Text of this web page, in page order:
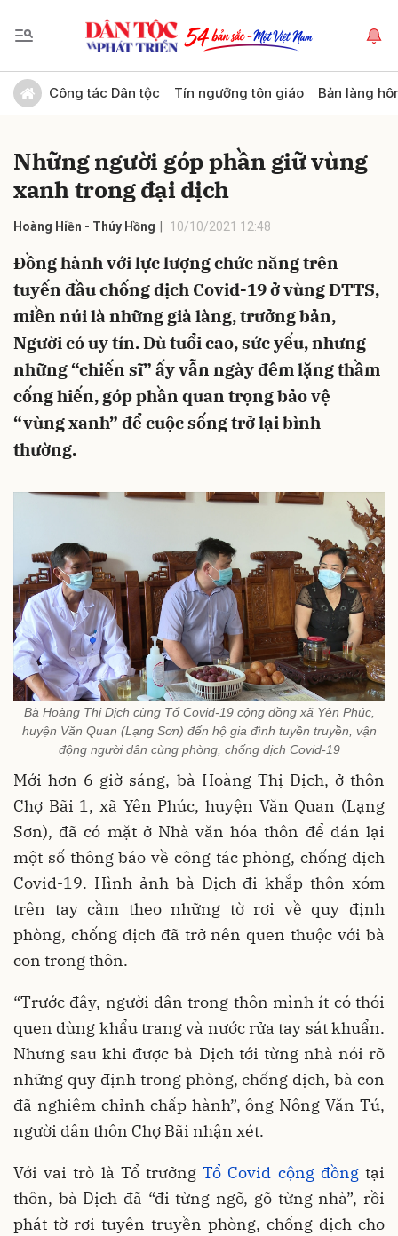
Công tác Dân tộc Tín ngưỡng tôn giáo Bản làng
Những người góp phần giữ vùng
xanh trong đại dịch
Hoàng Hiền - Thúy Hồng 10/10/2021 12:48
Đồng hành với lực lượng chức năng trên
tuyến đầu chống dịch Covid-19 ở vùng DTTS,
miền núi là những già làng, trưởng bản,
Người có uy tín. Dù tuổi cao, sức yếu, nhưng
những “chiến sĩ” ấy vẫn ngày đêm lặng thầm
cống hiến, góp phần quan trọng bảo vệ
“vùng xanh” để cuộc sống trở lại bình
thường.
Bà Hoàng Thị Dịch cùng Tổ Covid-19 cộng đồng xã Yên Phúc,
huyện Văn Quan (Lạng Sơn) đến hộ gia đình tuyền truyền, vận
động người dân cùng phòng, chống dịch Covid-19
Mới hơn 6 giờ sáng, bà Hoàng Thị Dịch, ở thôn
Chợ Bãi 1, xã Yên Phúc, huyện Văn Quan (Lạng
Sơn), đã có mặt ở Nhà văn hóa thôn để dán lại
một số thông báo về công tác phòng, chống dịch
Covid-19. Hình ảnh bà Dịch đi khắp thôn xóm
trên tay cầm theo những tờ rơi về quy định
phòng, chống dịch đã trở nên quen thuộc với bà
con trong thôn.
“Trước đây, người dân trong thôn mình ít có thói
quen dùng khẩu trang và nước rửa tay sát khuẩn.
Nhưng sau khi được bà Dịch tới từng nhà nói rõ
những quy định trong phòng, chống dịch, bà con
đã nghiêm chỉnh chấp hành”, ông Nông Văn Tú,
người dân thôn Chợ Bãi nhận xét.
Với vai trò là Tổ trưởngTổ Covid cộng đồngtại
thôn, bà Dịch đã “đi từng ngõ, gõ từng nhà”, rồi
phát tờ rơi tuyên truyền phòng, chống dịch cho
Gửi bình luận
Hủy